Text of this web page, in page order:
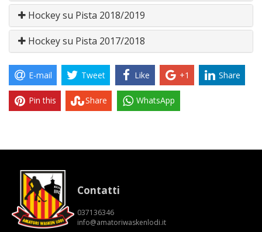
Hockey su Pista 2018/2019
Hockey su Pista 2017/2018
E-mail Tweet Like +1 Share
Pin this Share WhatsApp
Contatti
037136346
info@amatoriwaskenlodi.it